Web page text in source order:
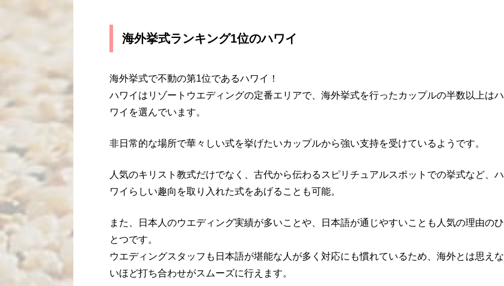
海外挙式ランキング1位のハワイ
海外挙式で不動の第1位であるハワイ！
ハワイはリゾートウエディングの定番エリアで、海外挙式を行ったカップルの半数以上はハ
ワイを選んでいます。
非日常的な場所で華々しい式を挙げたいカップルから強い支持を受けているようです。
人気のキリスト教式だけでなく、古代から伝わるスピリチュアルスポットでの挙式など、ハ
ワイらしい趣向を取り入れた式をあげることも可能。
また、日本人のウエディング実績が多いことや、日本語が通じやすいことも人気の理由のひ
とつです。
ウエディングスタッフも日本語が堪能な人が多く対応にも慣れているため、海外とは思えな
いほど打ち合わせがスムーズに行えます。